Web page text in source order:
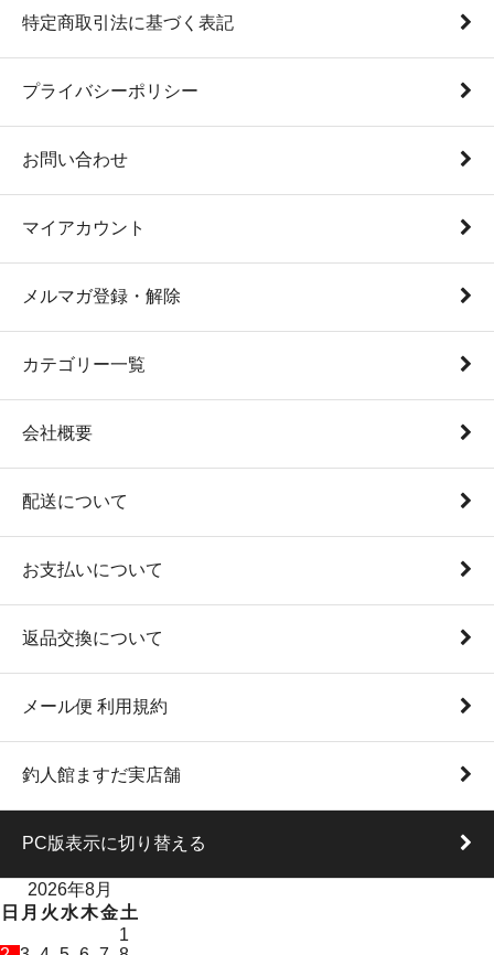
特定商取引法に基づく表記
プライバシーポリシー
お問い合わせ
マイアカウント
メルマガ登録・解除
カテゴリー一覧
会社概要
配送について
お支払いについて
返品交換について
メール便 利用規約
釣人館ますだ実店舗
PC版表示に切り替える
2026年8月
日 月 火水木金土
1